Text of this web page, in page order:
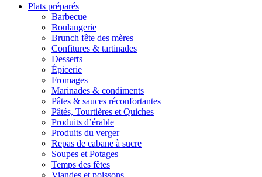
Plats préparés
Barbecue
Boulangerie
Brunch fête des mères
Confitures & tartinades
Desserts
Épicerie
Fromages
Marinades & condiments
Pâtes & sauces réconfortantes
Pâtés, Tourtières et Quiches
Produits d’érable
Produits du verger
Repas de cabane à sucre
Soupes et Potages
Temps des fêtes
Viandes et poissons